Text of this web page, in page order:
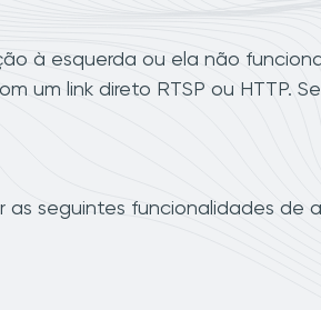
à esquerda ou ela não
um link direto RTSP ou HTTP.
seguintes funcionalidades de